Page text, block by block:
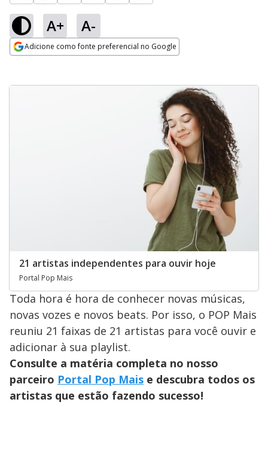
A+ A-
Adicione como fonte preferencial no Google
21 artistas independentes para ouvir hoje
Portal Pop Mais
Toda hora é hora de conhecer novas músicas,
novas vozes e novos beats. Por isso, o POP Mais
reuniu 21 faixas de 21 artistas para você ouvir e
adicionar à sua playlist.
Consulte a matéria completa no nosso
parceiro Portal Pop Mais e descubra todos os
artistas que estão fazendo sucesso!